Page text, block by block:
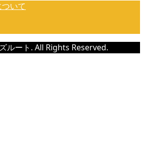
いて
ルート. All Rights Reserved.